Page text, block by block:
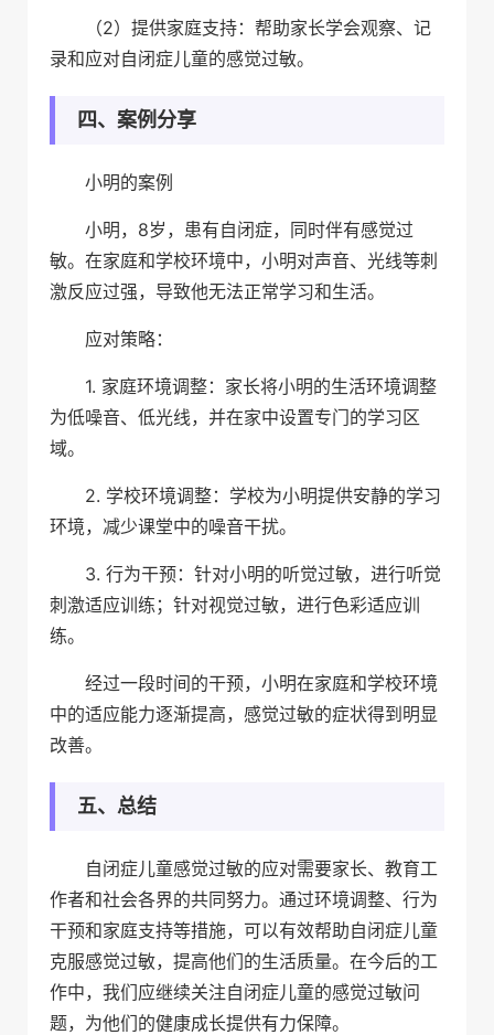
（2）提供家庭支持：帮助家长学会观察、记
录和应对自闭症儿童的感觉过敏。
四、案例分享
小明的案例
小明，8岁，患有自闭症，同时伴有感觉过
敏。在家庭和学校环境中，小明对声音、光线等刺
激反应过强，导致他无法正常学习和生活。
应对策略：
1. 家庭环境调整：家长将小明的生活环境调整
为低噪音、低光线，并在家中设置专门的学习区
域。
2. 学校环境调整：学校为小明提供安静的学习
环境，减少课堂中的噪音干扰。
3. 行为干预：针对小明的听觉过敏，进行听觉
刺激适应训练；针对视觉过敏，进行色彩适应训
练。
经过一段时间的干预，小明在家庭和学校环境
中的适应能力逐渐提高，感觉过敏的症状得到明显
改善。
五、总结
自闭症儿童感觉过敏的应对需要家长、教育工
作者和社会各界的共同努力。通过环境调整、行为
干预和家庭支持等措施，可以有效帮助自闭症儿童
克服感觉过敏，提高他们的生活质量。在今后的工
作中，我们应继续关注自闭症儿童的感觉过敏问
题，为他们的健康成长提供有力保障。